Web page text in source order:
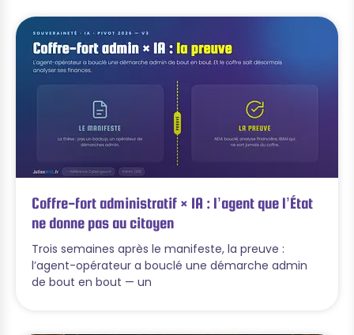
Coffre-fort administratif × IA : l’agent que l’État
ne donne pas au citoyen
Trois semaines après le manifeste, la preuve :
l’agent-opérateur a bouclé une démarche admin
de bout en bout — un